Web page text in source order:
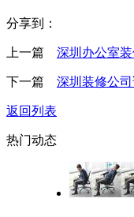
分享到：
上一篇 深圳办公室
下一篇 深圳装修公
返回列表
热门动态